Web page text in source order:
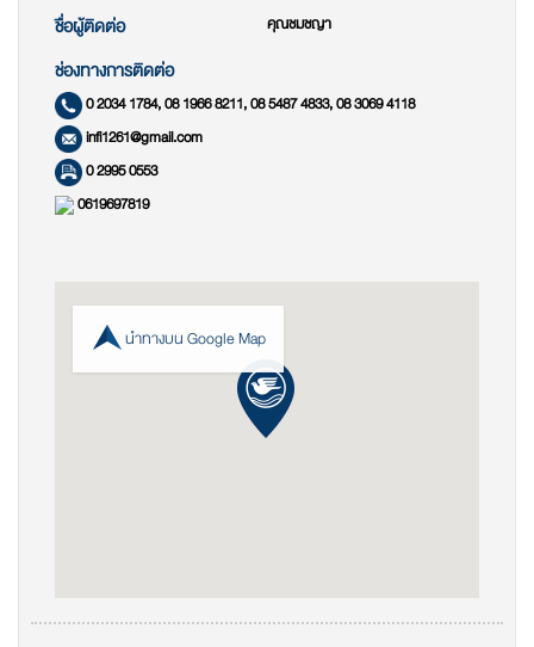
ชื่อผู้ติดต่อ คุณชมชญา
ช่องทางการติดต่อ
0 2034 1784, 08 1966 8211, 08 5487 4833, 08 3069 4118
infi1261@gmail.com
0 2995 0553
0619697819
นำทางบน Google Map